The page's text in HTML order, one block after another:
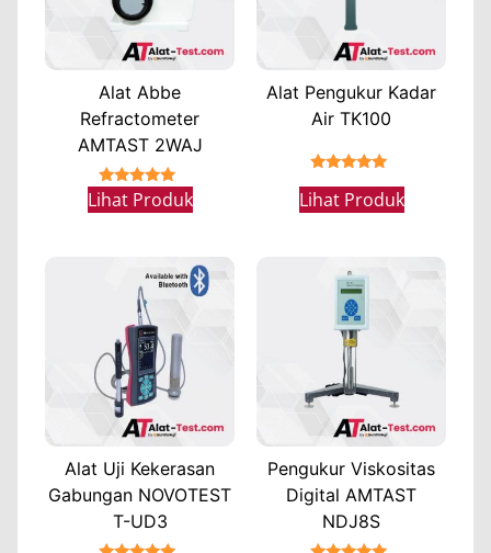
Alat Abbe
Refractometer
AMTAST 2WAJ
★★★★★
Lihat Produk
Alat Pengukur Kadar
Air TK100
Lihat Produk
Alat Uji Kekerasan
Gabungan NOVOTEST
T-UD3
Pengukur Viskositas
Digital AMTAST
NDJ8S